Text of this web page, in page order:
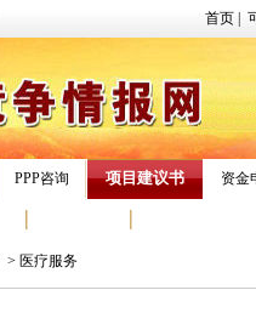
首页
PPP咨询 项目建议书 资金
> 医疗服务